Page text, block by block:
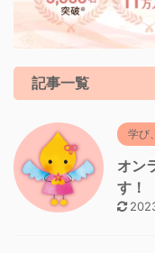
記事一覧
学び
オン
す！